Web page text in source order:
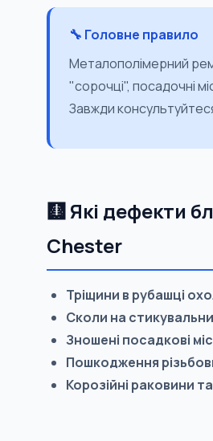
🔧 Головне правило
Металополімерний
"сорочці", посадочні
Завжди
🩻 Які дефекти
Chester
Тріщини в рубашці
Сколи на
Зношені посадкові
Пошкодження
Корозійні раковини